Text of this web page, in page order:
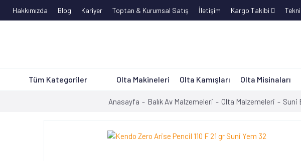
Hakkımızda Blog Kariyer Toptan & Kurumsal Satış İletişim Kargo Takibi
Tüm Kategoriler Olta Makineleri Olta Kamışları Olta Misinaları
Anasayfa Balık Av Malzemeleri Olta Malzemeleri Suni